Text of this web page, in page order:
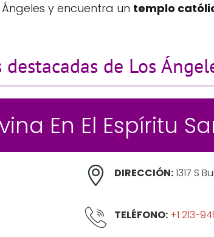
y encuentra un templo
de Los
En El Espíritu
DIRECCIÓN:1317 S
TELÉFONO: +1 213-